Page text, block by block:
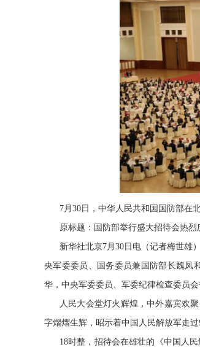
7月30日，中华人民共和国国防部在
原标题：国防部举行盛大招待会热烈
新华社北京7月30日电（记者梅世雄
央军委委员、国务委员兼国防部长魏凤
华，中央军委委员、军委纪律检查委员会
人民大会堂灯火辉煌，中外嘉宾欢
字熠熠生辉，昭示着中国人民解放军走过
18时整，招待会在雄壮的《中国人